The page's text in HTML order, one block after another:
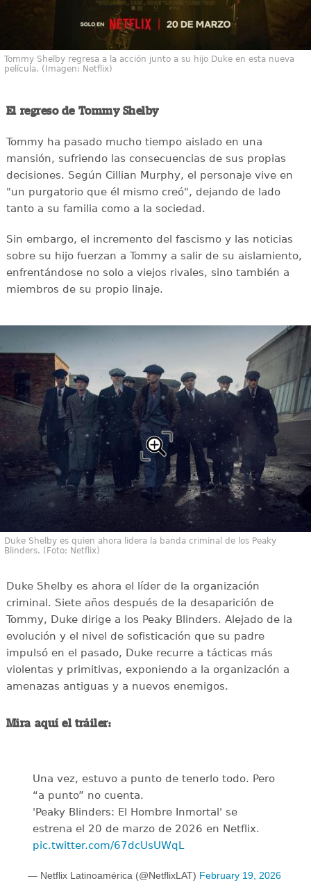
Tommy Shelby regresa a la acción junto a su hijo Duke en esta nueva
película. (Imagen: Netflix)
El regreso de Tommy Shelby
Tommy ha pasado mucho tiempo aislado en una
mansión, sufriendo las consecuencias de sus propias
decisiones. Según Cillian Murphy, el personaje vive en
"un purgatorio que él mismo creó", dejando de lado
tanto a su familia como a la sociedad.
Sin embargo, el incremento del fascismo y las noticias
sobre su hijo fuerzan a Tommy a salir de su aislamiento,
enfrentándose no solo a viejos rivales, sino también a
miembros de su propio linaje.
Duke Shelby es quien ahora lidera la banda criminal de los Peaky
Blinders. (Foto: Netflix)
Duke Shelby es ahora el líder de la organización
criminal. Siete años después de la desaparición de
Tommy, Duke dirige a los Peaky Blinders. Alejado de la
evolución y el nivel de sofisticación que su padre
impulsó en el pasado, Duke recurre a tácticas más
violentas y primitivas, exponiendo a la organización a
amenazas antiguas y a nuevos enemigos.
Mira aquí el tráiler:
Una vez, estuvo a punto de tenerlo todo. Pero
“a punto” no cuenta.
'Peaky Blinders: El Hombre Inmortal' se
estrena el 20 de marzo de 2026 en Netflix.
pic.twitter.com/67dcUsUWqL
— Netflix Latinoamérica (@NetflixLAT) February 19, 2026